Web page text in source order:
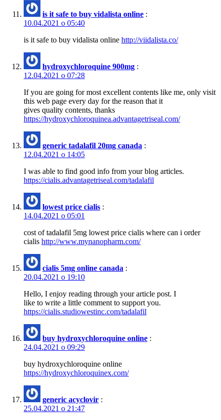
is it safe to buy vidalista online :
10.04.2021 о 05:40
is it safe to buy vidalista online http://viidalista.co/
hydroxychloroquine 900mg :
12.04.2021 о 07:28
If you are going for most excellent contents like me, only visit
this web page every day for the reason that it
gives quality contents, thanks
https://hydroxychloroquinea.advantagetriseal.com/
generic tadalafil 20mg canada :
12.04.2021 о 14:05
I was able to find good info from your blog articles.
https://cialis.advantagetriseal.com/tadalafil
lowest price cialis :
14.04.2021 о 05:01
cost of tadalafil 5mg lowest price cialis where can i order
cialis http://www.mynanopharm.com/
cialis 5mg online canada :
20.04.2021 о 19:10
Hello, I enjoy reading through your article post. I
like to write a little comment to support you.
https://cialis.studiowestinc.com/tadalafil
buy hydroxychloroquine online :
24.04.2021 о 09:29
buy hydroxychloroquine online
https://hydroxychloroquinex.com/
generic acyclovir :
25.04.2021 о 21:47